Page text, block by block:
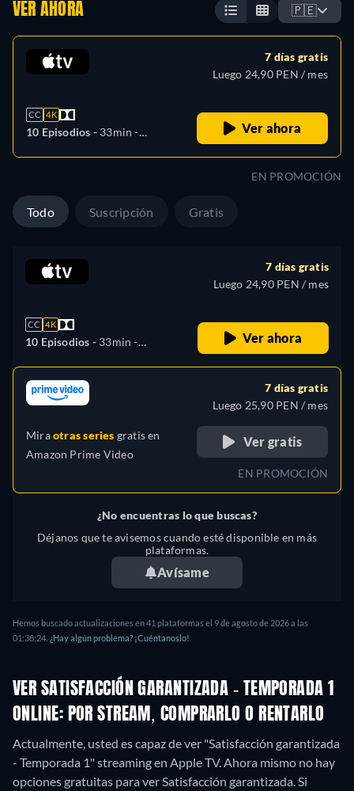
VER AHORA 🇵🇪
CC 4K
10 Episodios - 33min -
7 días gratis
Luego 24,90 PEN / mes
Ver ahora
EN PROMOCIÓN
Todo Suscripción Gratis
CC 4K
10 Episodios - 33min -
Francés, Italiano, Japonés,
Portugués
7 días gratis
Luego 24,90 PEN / mes
Ver ahora
Miraotras series gratis en
Amazon Prime Video
7 días gratis
Luego 25,90 PEN / mes
Ver gratis
EN PROMOCIÓN
¿No encuentras lo que buscas?
Déjanos que te avisemos cuando esté disponible en más
plataformas.
Avísame
Hemos buscado actualizaciones en 41 plataformas el 9 de agosto de 2026 a las
01:38:24. ¿Hay algún problema? ¡Cuéntanoslo!
VER SATISFACCIÓN GARANTIZADA - TEMPORADA 1
ONLINE: POR STREAM, COMPRARLO O RENTARLO
Actualmente, usted es capaz de ver "Satisfacción garantizada
- Temporada 1" streaming en Apple TV. Ahora mismo no hay
opciones gratuitas para ver Satisfacción garantizada. Si